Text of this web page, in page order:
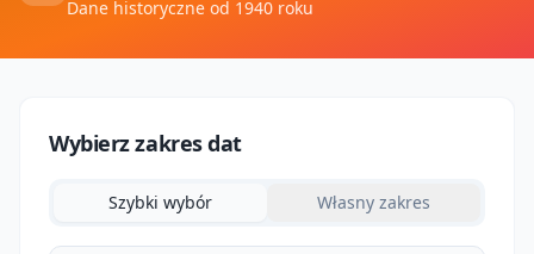
Dane historyczne od 1940 roku
Wybierz zakres dat
Szybki wybór Własny zakres